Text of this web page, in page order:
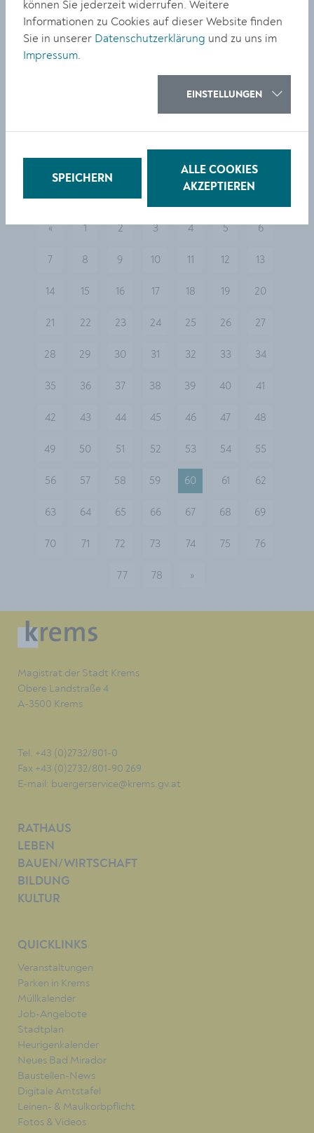
KULTUR
Neu in der galeriekrems:
Place Beyond"
vorherige
« 1 2 3 4 5 6
7 8 9 10 11 12 13
14 15 16 17 18 19 20
21 22 23 24 25 26 27
28 29 30 31 32 33 34
35 36 37 38 39 40 41
42 43 44 45 46 47 48
49 50 51 52 53 54 55
56 57 58 59 60 61 62
63 64 65 66 67 68 69
70 71 72 73 74 75 76
77 78 »
Magistrat der Stadt Krems
Obere Landstraße 4
A-3500 Krems
Tel. +43 (0)2732/801-0
Fax +43 (0)2732/801-90 269
E-mail: buergerservice@krems.gv.at
RATHAUS
LEBEN
BAUEN/WIRTSCHAFT
BILDUNG
KULTUR
QUICKLINKS
Veranstaltungen
Parken in Krems
Müllkalender
Job-Angebote
Stadtplan
Heurigenkalender
Neues Bad Mirador
Baustellen-News
Digitale Amtstafel
Leinen- & Maulkorbpflicht
Fotos & Videos
können Sie jederzeit widerrufen. Weitere
Informationen zu Cookies auf dieser Website finden
Sie in unserer Datenschutzerklärung und zu uns im
Impressum.
EINSTELLUNGEN
SPEICHERN
ALLE COOKIES
AKZEPTIEREN